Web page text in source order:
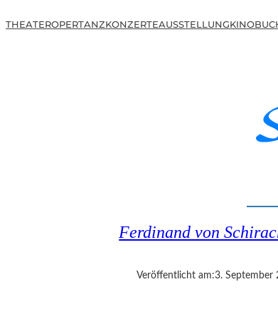
THEATEROPERTANZKONZERTEAUSSTELLUNGKINO
Ferdinand von
Veröffentlicht am:3. September